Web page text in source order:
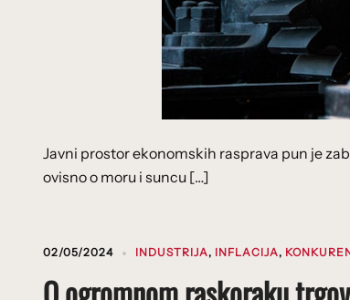
Javni prostor ekonomskih rasprava pun je
ovisno o moru i suncu […]
02/05/2024 INDUSTRIJA, INFLACIJA,